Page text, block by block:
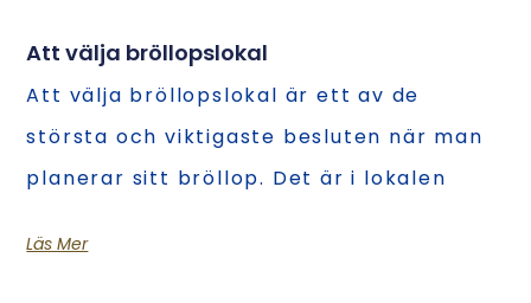
Att välja bröllopslokal
Att välja bröllopslokal är ett av de
största och viktigaste besluten när man
planerar sitt bröllop. Det är i lokalen
Läs Mer